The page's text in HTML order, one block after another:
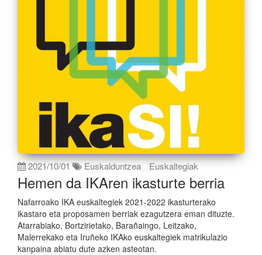
2021/10/01 Euskalduntzea Euskaltegiak
Hemen da IKAren ikasturte berria
Nafarroako IKA euskaltegiek 2021-2022 ikasturterako
ikastaro eta proposamen berriak ezagutzera eman dituzte.
Atarrabiako, Bortzirietako, Barañaingo, Leitzako,
Malerrekako eta Iruñeko IKAko euskaltegiek matrikulazio
kanpaina abiatu dute azken asteotan.